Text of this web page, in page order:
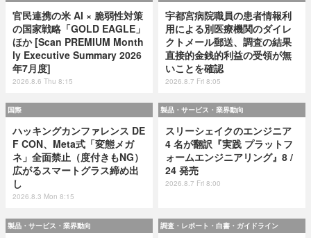
官民連携の米 AI × 脆弱性対策
の国家戦略「GOLD EAGLE」
ほか [Scan PREMIUM Month
ly Executive Summary 2026
年7月度]
2026.8.6 Thu 8:15
宇都宮病院職員の患者情報利
用による別医療機関のダイレ
クトメール郵送、調査の結果
直接的金銭的利益の受領が無
いことを確認
2026.8.7 Fri 8:05
国際
ハッキングカンファレンス DE
F CON、Meta式「変態メガ
ネ」全面禁止（度付きもNG）
広がるスマートグラス締め出
し
2026.8.3 Mon 8:15
製品・サービス・業界動向
スリーシェイクのエンジニア
4 名が翻訳『実践 プラットフ
ォームエンジニアリング』8 /
24 発売
2026.8.7 Fri 8:00
製品・サービス・業界動向 調査・レポート・白書・ガイドライン